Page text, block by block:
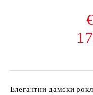
Елегантни дамски